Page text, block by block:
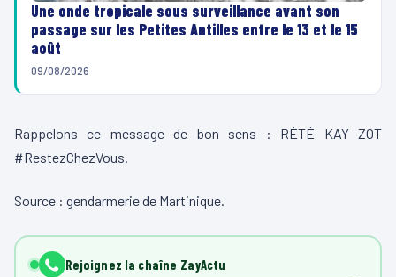
Une onde tropicale sous surveillance avant son
passage sur les Petites Antilles entre le 13 et le 15
août
09/08/2026
Rappelons ce message de bon sens : RÉTÉ KAY ZOT
#RestezChezVous.
Source : gendarmerie de Martinique.
Rejoignez la chaîne ZayActu